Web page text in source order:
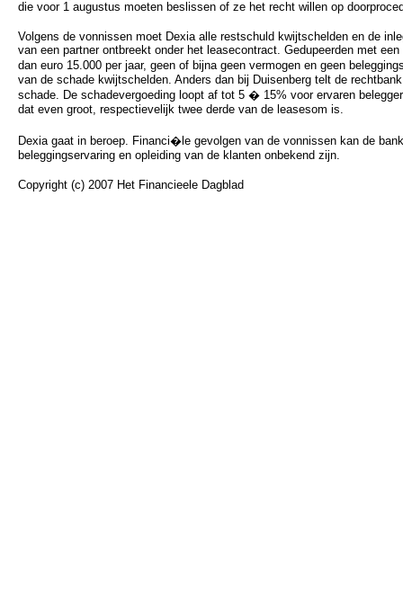
die voor 1 augustus moeten beslissen of ze het recht willen op
Volgens de vonnissen moet Dexia alle restschuld kwijtschelden en de
van een partner ontbreekt onder het leasecontract. Gedupeerden met
dan euro 15.000 per jaar, geen of bijna geen vermogen en geen
van de schade kwijtschelden. Anders dan bij Duisenberg telt de
schade. De schadevergoeding loopt af tot 5 � 15% voor ervaren
dat even groot, respectievelijk twee derde van de leasesom is.
Dexia gaat in beroep. Financi�le gevolgen van de vonnissen kan de
beleggingservaring en opleiding van de klanten onbekend zijn.
Copyright (c) 2007 Het Financieele Dagblad